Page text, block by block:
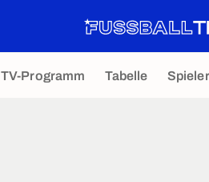
TV-Programm Tabelle Spieler